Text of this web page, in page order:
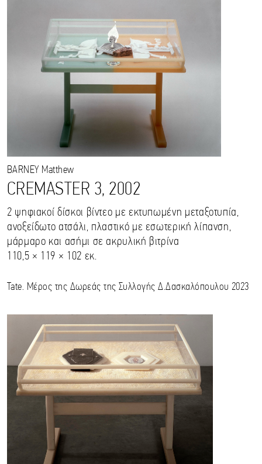
BARNEY Matthew
CREMASTER 3, 2002
2 ψηφιακοί δίσκοι βίντεο με εκτυπωμένη μεταξοτυπία,
ανοξείδωτο ατσάλι, πλαστικό με εσωτερική λίπανση,
μάρμαρο και ασήμι σε ακρυλική βιτρίνα
110,5 × 119 × 102 εκ.
Tate. Μέρος της Δωρεάς της Συλλογής Δ.Δασκαλόπουλου 2023